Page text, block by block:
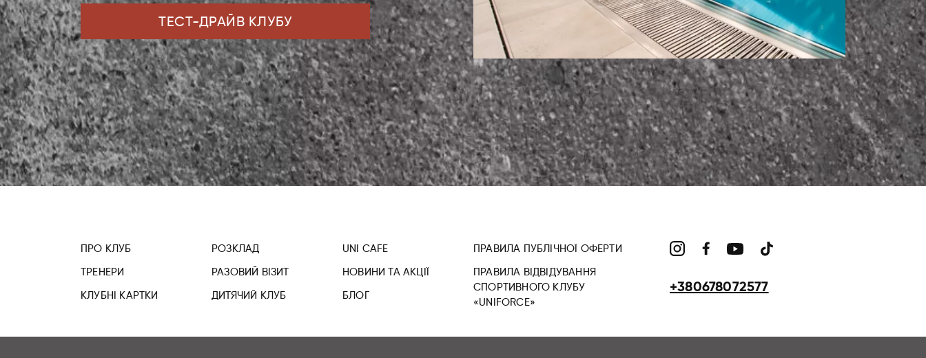
ТЕСТ-ДРАЙВ КЛУБУ
ПРО КЛУБ
ТРЕНЕРИ
КЛУБНІ КАРТКИ
РОЗКЛАД
РАЗОВИЙ ВІЗИТ
ДИТЯЧИЙ КЛУБ
UNI CAFE
НОВИНИ ТА АКЦІЇ
БЛОГ
ПРАВИЛА ПУБЛІЧНОЇ ОФЕРТИ
ПРАВИЛА ВІДВІДУВАННЯ
СПОРТИВНОГО КЛУБУ
«UNIFORCE»
+380678072577